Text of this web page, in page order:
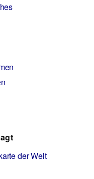
der Welt